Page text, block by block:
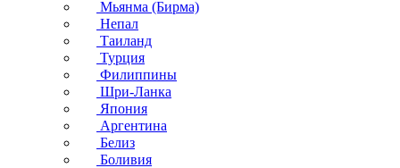
Мьянма (Бирма)
Непал
Таиланд
Турция
Филиппины
Шри-Ланка
Япония
Аргентина
Белиз
Боливия